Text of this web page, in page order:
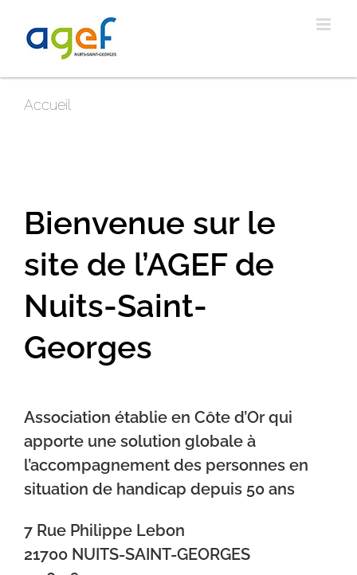
contenu
Accueil
Bienvenue sur le
site de l’AGEF de
Nuits-Saint-
Georges
Association établie en Côte d’Or qui
apporte une solution globale à
l’accompagnement des personnes en
situation de handicap depuis 50 ans
7 Rue Philippe Lebon
21700 NUITS-SAINT-GEORGES